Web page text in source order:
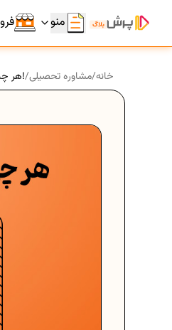
منو
خانه/مشاوره تحصیلی/هر چیزی که باید برای جهشی خواندن بدونین!